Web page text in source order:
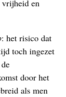
vrijheid en
: het risico dat
toch ingezet
door het
als men